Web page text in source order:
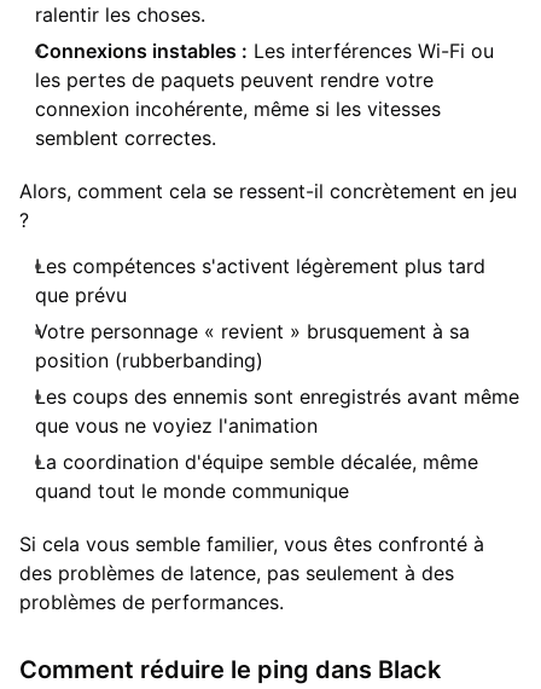
ralentir les choses.
Connexions instables : Les interférences Wi-Fi ou
les pertes de paquets peuvent rendre votre
connexion incohérente, même si les vitesses
semblent correctes.
Alors, comment cela se ressent-il concrètement en jeu
?
Les compétences s'activent légèrement plus tard
que prévu
Votre personnage « revient » brusquement à sa
position (rubberbanding)
Les coups des ennemis sont enregistrés avant même
que vous ne voyiez l'animation
La coordination d'équipe semble décalée, même
quand tout le monde communique
Si cela vous semble familier, vous êtes confronté à
des problèmes de latence, pas seulement à des
problèmes de performances.
Comment réduire le ping dans Black